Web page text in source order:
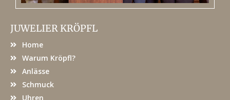
JUWELIER KRÖPFL
Home
Warum Kröpfl?
Anlässe
Schmuck
Uhren